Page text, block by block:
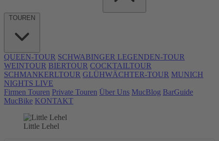
TOUREN
QUEEN-TOUR SCHWABINGER LEGENDEN-TOUR
WEINTOUR BIERTOUR COCKTAILTOUR
SCHMANKERLTOUR GLÜHWÄCHTER-TOUR MUNICH
NIGHTS LIVE
Firmen Touren Private Touren Über Uns MucBlog BarGuide
MucBike KONTAKT
Little Lehel